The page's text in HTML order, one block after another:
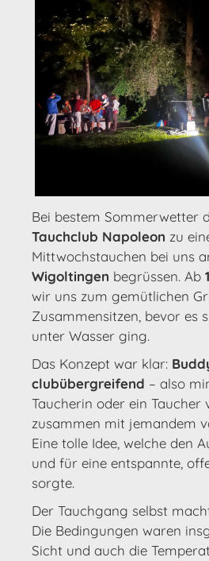
Bei bestem Sommerwetter
Tauchclub Napoleon zu
Mittwochstauchen bei uns
Wigoltingen begrüssen. Ab
wir uns zum gemütlichen
Zusammensitzen, bevor es
unter Wasser ging.
Das Konzept war klar:
clubübergreifend – also
Taucherin oder ein Taucher
zusammen mit jemandem
Eine tolle Idee, welche den
und für eine entspannte,
sorgte.
Der Tauchgang selbst
Die Bedingungen waren
Sicht und auch die